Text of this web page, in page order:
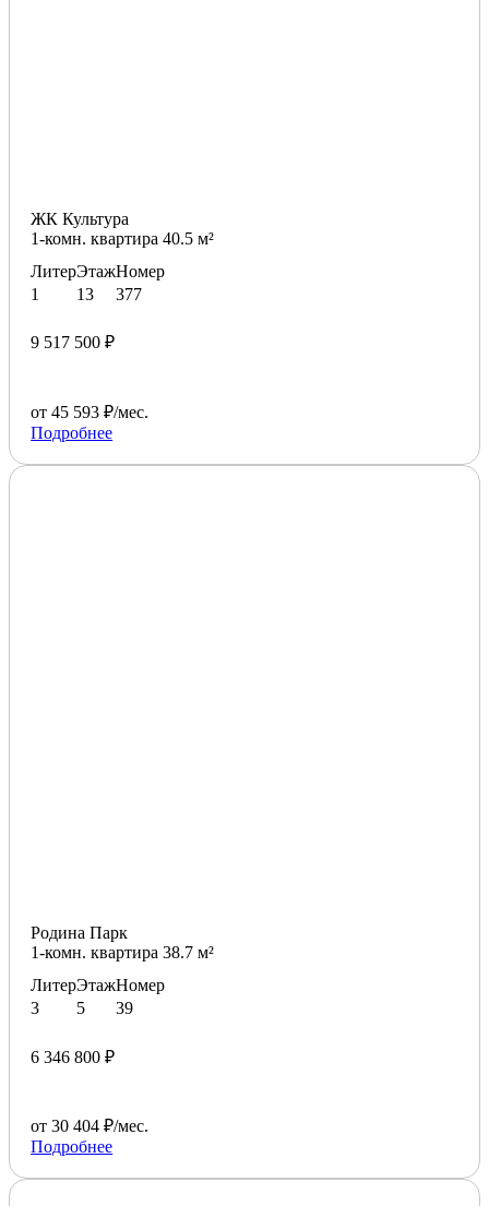
ЖК Культура
1-комн. квартира 40.5 м²
Литер
1
Этаж
13
Номер
377
9 517 500 ₽
от 45 593 ₽/мес.
Подробнее
Родина Парк
1-комн. квартира 38.7 м²
Литер
3
Этаж
5
Номер
39
6 346 800 ₽
от 30 404 ₽/мес.
Подробнее